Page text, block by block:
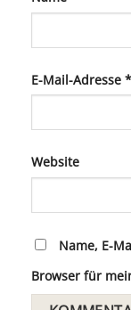
E-Mail-Adresse *
Website
Name, E-
Browser für